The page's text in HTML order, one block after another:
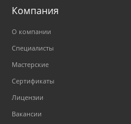
Компания
О компании
Специалисты
Мастерские
Сертификаты
Лицензии
Вакансии